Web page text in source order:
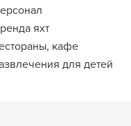
яхт
кафе
для детей